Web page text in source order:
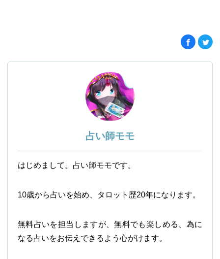
占い師モモ
はじめまして。占い師モモです。
10歳から占いを始め、タロット歴20年になります。
無料占いを担当しますが、無料でも楽しめる、為に
なる占いをお伝えできるよう心がけます。